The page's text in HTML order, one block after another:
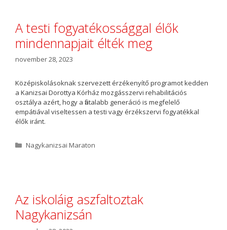
r
i
a
A testi fogyatékossággal élők
mindennapjait élték meg
november 28, 2023
Középiskolásoknak szervezett érzékenyítő programot kedden
a Kanizsai Dorottya Kórház mozgásszervi rehabilitációs
osztálya azért, hogy a fiatalabb generáció is megfelelő
empátiával viseltessen a testi vagy érzékszervi fogyatékkal
élők iránt.
K
r
i
a
Nagykanizsai Maraton
Az iskoláig aszfaltoztak
Nagykanizsán